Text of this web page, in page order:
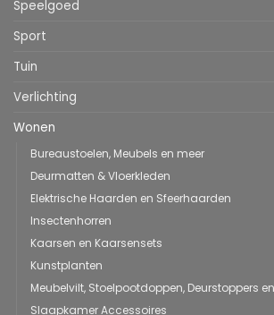
Speelgoed
Sport
Tuin
Verlichting
Wonen
Bureaustoelen, Meubels en meer
Deurmatten & Vloerkleden
Elektrische Haarden en Sfeerhaarden
Insectenhorren
Kaarsen en Kaarsensets
Kunstplanten
Meubelvilt, Stoelpootdoppen, Deurstoppers
Slaapkamer Accessoires